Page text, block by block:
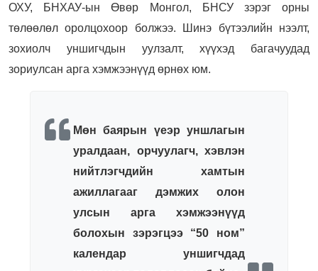
ОХУ, БНХАУ-ын Өвөр Монгол, БНСУ зэрэг орны
төлөөлөл оролцохоор болжээ. Шинэ бүтээлийн нээлт,
зохиолч уншигчдын уулзалт, хүүхэд багачуудад
зориулсан арга хэмжээнүүд өрнөх юм.
Мөн баярын үеэр уншлагын
уралдаан, орчуулагч, хэвлэн
нийтлэгчдийн хамтын
ажиллагааг дэмжих олон
улсын арга хэмжээнүүд
болохын зэрэгцээ “50 ном”
календар уншигчдад